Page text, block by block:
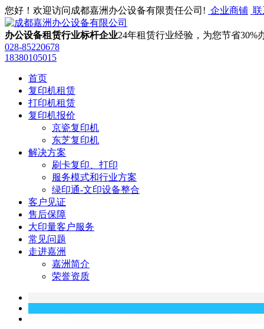
您好！欢迎访问成都嘉洲办公设备有限责任公司! 企业商铺 联
办公设备租赁行业标杆企业24年租赁行业经验，为您节省30%
028-85220678
‭18380105015
首页
复印机租赁
打印机租赁
复印机报价
京瓷复印机
东芝复印机
解决方案
刷卡复印、打印
服务模式和行业方案
绿印通-文印设备整合
客户见证
售后保障
大印量客户服务
常见问题
走进嘉洲
嘉洲简介
荣誉资质